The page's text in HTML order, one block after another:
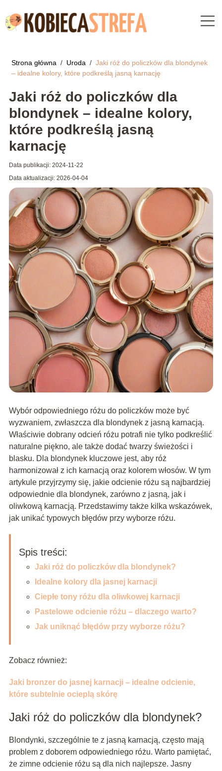
Strona główna / Uroda / Jaki róż do policzków dla blondynek
– idealne kolory, które podkreślą jasną karnację
Jaki róż do policzków dla
blondynek – idealne kolory,
które podkreślą jasną
karnację
Data publikacji: 2024-11-22
Data aktualizacji: 2026-04-04
Wybór odpowiedniego różu do policzków może być
wyzwaniem, zwłaszcza dla blondynek z jasną karnacją.
Właściwie dobrany odcień różu potrafi nie tylko podkreślić
naturalne piękno, ale także dodać twarzy świeżości i
blasku. Dla blondynek kluczowe jest, aby róż
harmonizował z ich karnacją oraz kolorem włosów. W tym
artykule przyjrzymy się, jakie odcienie różu są najbardziej
odpowiednie dla blondynek, zarówno z jasną, jak i
oliwkową karnacją. Przedstawimy także kilka wskazówek,
jak unikać typowych błędów przy wyborze różu.
Spis treści:
Jaki róż do policzków dla blondynek?
Idealne kolory dla jasnej karnacji
Ciepłe tony różu dla oliwkowej karnacji
Pastelowe odcienie różu – dlaczego warto?
Jak uniknąć błędów przy wyborze różu?
Zobacz również:
Jaki bronzer do jasnej karnacji – idealne odcienie,
które subtelnie ocieplą skórę
Jaki róż do policzków dla blondynek?
Blondynki, szczególnie te z jasną karnacją, często mają
problem z doborem odpowiedniego różu. Warto pamiętać,
że zimne odcienie różu są dla nich najlepsze. Jasny